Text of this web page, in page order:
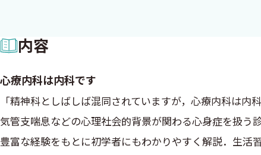
医時代の大阪・堺の総合病院の内科研修でともに寝食
ックを開設した臨床家であり、自身の歩みを踏まえつ
口」として構成されている点が特徴的である。冒頭で著
の基礎体力」として提示する。このような視点には同じ
「病態仮説」の概念である。著者は心療内科では必ず
モデルを構築することの重要性を繰り返し強調する。そ
を一緒に構築すること」（p.15）と明快に整理しており
内容
心療内科は内科です
「精神科としばしば混同されていますが，心療内科は
気管支喘息などの心理社会的背景が関わる心身症を扱う
豊富な経験をもとに初学者にもわかりやすく解説．生活